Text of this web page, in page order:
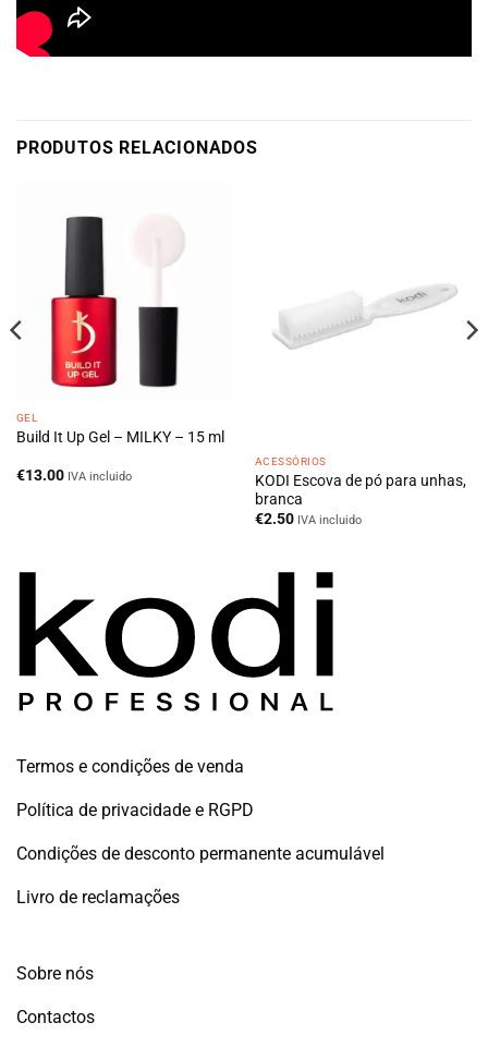
PRODUTOS RELACIONADOS
GEL
Build It Up Gel – MILKY – 15 ml
€13.00 IVA incluido
ACESSÓRIOS
KODI Escova de pó para unhas,
branca
€2.50 IVA incluido
Termos e condições de venda
Política de privacidade e RGPD
Condições de desconto permanente acumulável
Livro de reclamações
Sobre nós
Contactos